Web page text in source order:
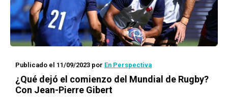
Publicado el 11/09/2023 por En Perspectiva
¿Qué dejó el comienzo del Mundial de Rugby?
Con Jean-Pierre Gibert